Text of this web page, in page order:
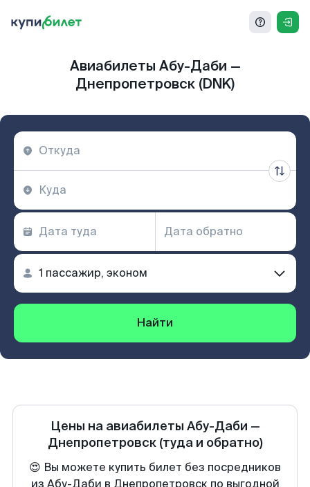
Авиабилеты Абу-Даби —
Днепропетровск (DNK)
Найти
Цены на авиабилеты Абу-Даби —
Днепропетровск (туда и обратно)
😍 Вы можете купить билет без посредников
из Абу-Даби в Днепропетровск по выгодной